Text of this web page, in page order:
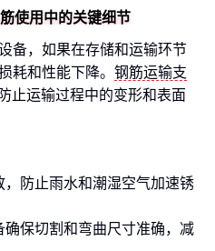
使用中的关键细节
备，如果在存储和运输环节
耗和性能下降。 钢筋运输支
止运输过程中的变形和表面
防止雨水和潮湿空气加速锈
保切割和弯曲尺寸准确，减